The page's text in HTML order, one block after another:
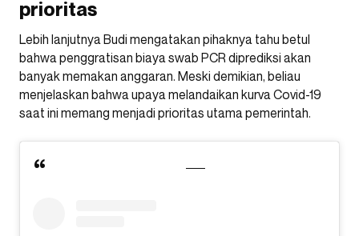
prioritas
Lebih lanjutnya Budi mengatakan pihaknya tahu betul
bahwa penggratisan biaya swab PCR diprediksi akan
banyak memakan anggaran. Meski demikian, beliau
menjelaskan bahwa upaya melandaikan kurva Covid-19
saat ini memang menjadi prioritas utama pemerintah.